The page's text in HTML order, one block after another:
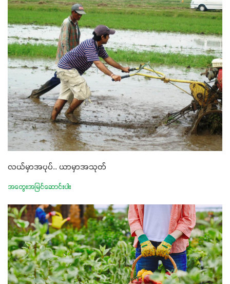
လယ်မှာအပုပ်.. ယာမှာအသုတ်
အတွေးအမြင်ဆောင်းပါး